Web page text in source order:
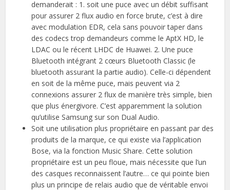
demanderait : 1. soit une puce avec un débit suffisant
pour assurer 2 flux audio en force brute, c’est à dire
avec modulation EDR, cela sans pouvoir taper dans
des codecs trop demandeurs comme le AptX HD, le
LDAC ou le récent LHDC de Huawei. 2. Une puce
Bluetooth intégrant 2 cœurs Bluetooth Classic (le
bluetooth assurant la partie audio). Celle-ci dépendent
en soit de la même puce, mais peuvent via 2
connexions assurer 2 flux de manière très simple, bien
que plus énergivore. C’est apparemment la solution
qu’utilise Samsung sur son Dual Audio.
Soit une utilisation plus propriétaire en passant par des
produits de la marque, ce qui existe via l’application
Bose, via la fonction Music Share. Cette solution
propriétaire est un peu floue, mais nécessite que l’un
des casques reconnaissent l’autre… ce qui pointe bien
plus un principe de relais audio que de véritable envoi